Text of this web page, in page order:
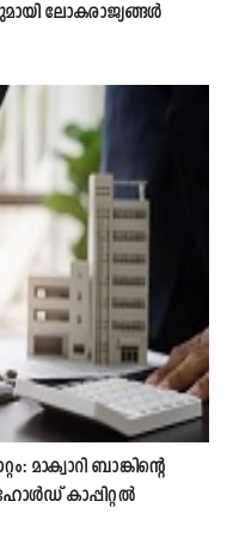
ലോകരാജ്യങ്ങൾ
മാക്വാറി ബാങ്കിന്റെ
കാപ്പിറ്റൽ